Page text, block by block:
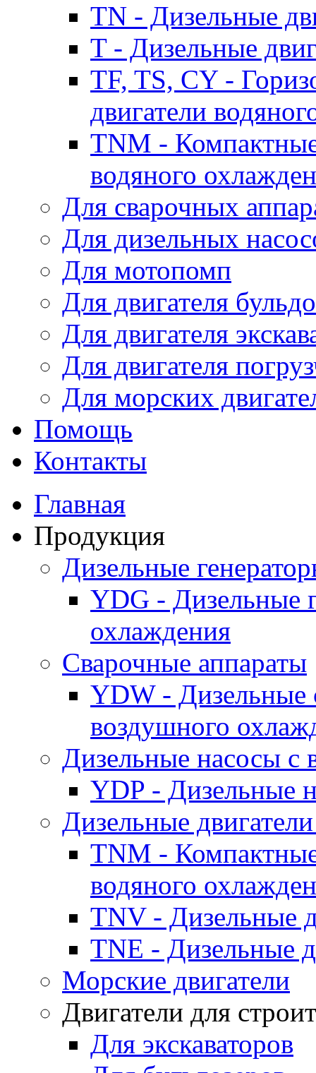
TN - Дизельные
T - Дизельные
TF, TS, CY -
двигатели
TNM -
водяного
Для сварочных
Для дизельных
Для мотопомп
Для двигателя
Для двигателя
Для двигателя
Для морских
Помощь
Контакты
Главная
Продукция
Дизельные
YDG - Дизельные
охлаждения
Cварочные аппараты
YDW - Дизельные
воздушного
Дизельные насосы
YDP - Дизельные
Дизельные
TNM -
водяного
TNV - Дизельные
TNE - Дизельные
Морские двигатели
Двигатели для
Для экскаваторов